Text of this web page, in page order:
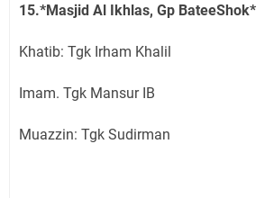
15.*Masjid Al Ikhlas, Gp BateeShok*
Khatib: Tgk Irham Khalil
Imam. Tgk Mansur IB
Muazzin: Tgk Sudirman